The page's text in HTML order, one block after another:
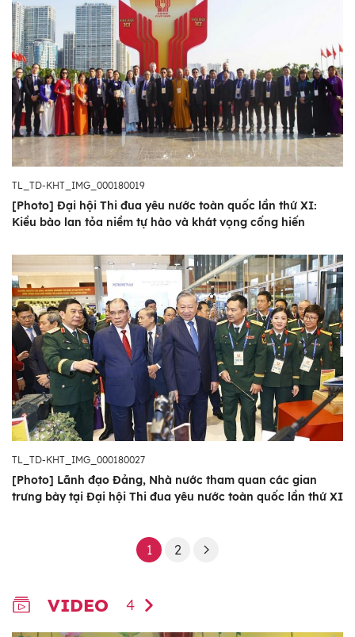
TL_TD-KHT_IMG_000180019
[Photo] Đại hội Thi đua yêu nước toàn quốc lần thứ XI:
Kiều bào lan tỏa niềm tự hào và khát vọng cống hiến
TL_TD-KHT_IMG_000180027
[Photo] Lãnh đạo Đảng, Nhà nước tham quan các gian
trưng bày tại Đại hội Thi đua yêu nước toàn quốc lần thứ XI
1 2
VIDEO 4